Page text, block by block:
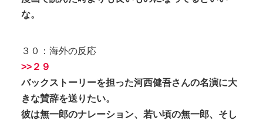
な。
３０：海外の反応
>>２９
バックストーリーを担った河西健吾さんの名演に大
きな賛辞を送りたい。
彼は無一郎のナレーション、若い頃の無一郎、そし